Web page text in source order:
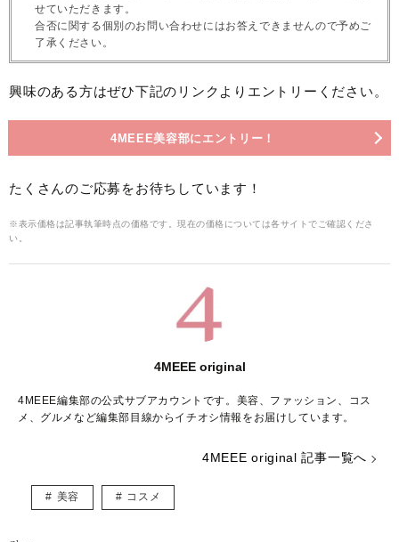
せていただきます。
合否に関する個別のお問い合わせにはお答えできませんので予めご
了承ください。
興味のある方はぜひ下記のリンクよりエントリーください。
4MEEE美容部にエントリー！
たくさんのご応募をお待ちしています！
※表示価格は記事執筆時点の価格です。現在の価格については各サイトでご確認くださ
い。
4MEEE original
4MEEE編集部の公式サブアカウントです。美容、ファッション、コス
メ、グルメなど編集部目線からイチオシ情報をお届けしています。
4MEEE original 記事一覧へ
美容 コスメ